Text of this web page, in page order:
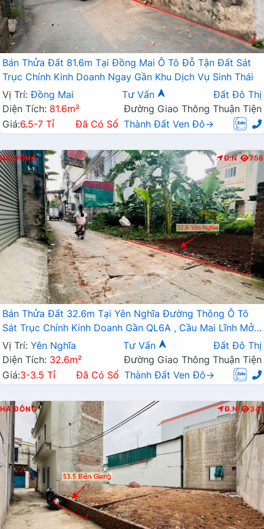
Bán Thửa Đất 81.6m Tại Đồng Mai Ô Tô Đỗ Tận Đất Sát
Trục Chính Kinh Doanh Ngay Gần Khu Dịch Vụ Sinh Thái
Vị Trí: Đồng Mai Tư Vấn
Đất Đô Thị
Diện Tích: 81.6m²
Đường Giao Thông Thuận Tiện
Giá:6.5-7 Tỉ Đã Có Sổ Thành Đất Ven Đô→
HÀ ĐÔNG Đ.N 756
Bán Thửa Đất 32.6m Tại Yên Nghĩa Đường Thông Ô Tô
Sát Trục Chính Kinh Doanh Gần QL6A , Cầu Mai Lĩnh Mở
Rộng
Vị Trí: Yên Nghĩa Tư Vấn
Đất Đô Thị
Diện Tích: 32.6m²
Đường Giao Thông Thuận Tiện
Giá:3-3.5 Tỉ Đã Có Sổ Thành Đất Ven Đô→
HÀ ĐÔNG Đ.N 341